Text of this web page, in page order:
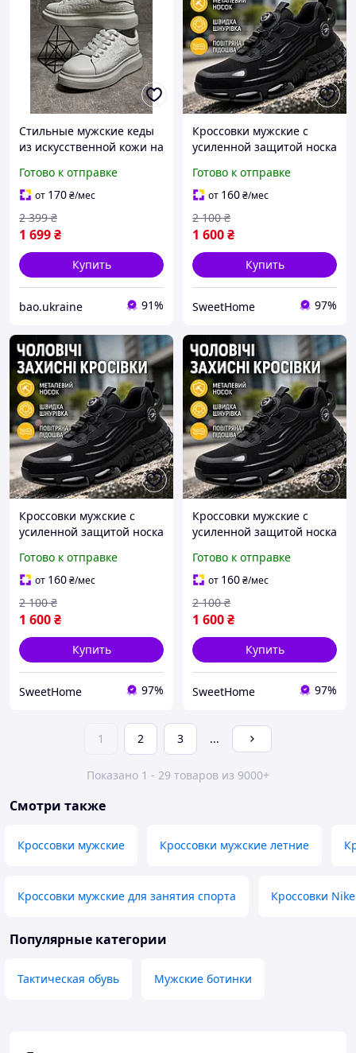
Стильные мужские кеды
из искусственной кожи на
однотонные низкие
кроссовки для парней на
осень
Готово к отправке
от 170₴/мес
1 699₴
2 399 ₴
Купить
bao.ukraine 91%
Кроссовки мужские с
усиленной защитой носка
на воздушной подошве,
размер 41
Готово к отправке
от 160₴/мес
1 600₴
2 100 ₴
Купить
SweetHome 97%
Кроссовки мужские с
усиленной защитой носка
на воздушной подошве,
размер 43
Готово к отправке
от 160₴/мес
1 600₴
2 100 ₴
Купить
SweetHome 97%
Кроссовки мужские с
усиленной защитой носка
на воздушной подошве,
размер 44
Готово к отправке
от 160₴/мес
1 600₴
2 100 ₴
Купить
SweetHome 97%
1 2 3 ...
Показано 1 - 29 товаров из 9000+
Смотри также
Кроссовки мужские Кроссовки мужские летние
Кроссовки мужские для занятия спорта Кроссовки Nike
Популярные категории
Тактическая обувь Мужские ботинки